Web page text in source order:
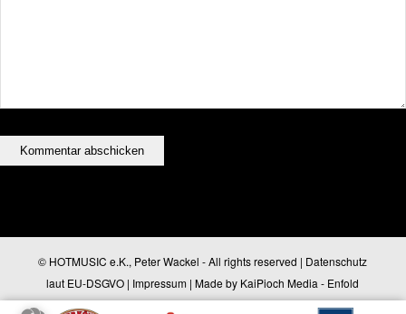
© HOTMUSIC e.K., Peter Wackel - All rights reserved | Datenschutz
laut EU-DSGVO | Impressum | Made by KaiPioch Media - Enfold
WordPress Theme by Kriesi